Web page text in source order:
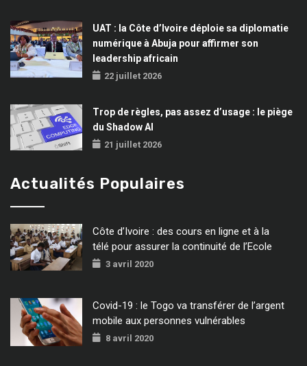
UAT : la Côte d’Ivoire déploie sa diplomatie
numérique à Abuja pour affirmer son
leadership africain
22 juillet 2026
Trop de règles, pas assez d’usage : le piège
du Shadow AI
21 juillet 2026
Actualités Populaires
Côte d’Ivoire : des cours en ligne et à la
télé pour assurer la continuité de l’Ecole
3 avril 2020
Covid-19 : le Togo va transférer de l’argent
mobile aux personnes vulnérables
8 avril 2020